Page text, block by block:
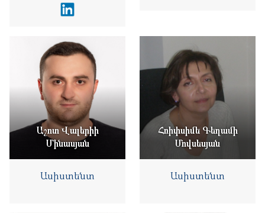
Աշոտ Վալերիի
Մինասյան
Ասիստենտ
Հռիփսիմե Գեղամի
Մովսեսյան
Ասիստենտ